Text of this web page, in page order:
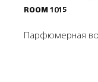
ROOM 1015
Парфюмерная